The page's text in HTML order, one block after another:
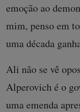
emoção ao
mim, penso em
uma década
Ali não se vê
Alperovich é o
uma emenda